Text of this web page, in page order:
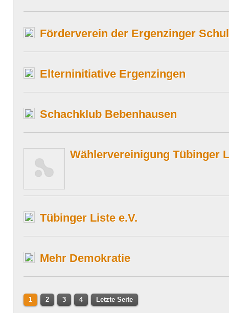
Förderverein der Ergenzinger
Elterninitiative Ergenzingen
Schachklub Bebenhausen
Wählervereinigung Tübinger
Tübinger Liste e.V.
Mehr Demokratie
1 2 3 4 Letzte Seite